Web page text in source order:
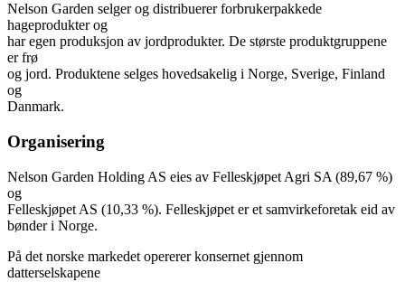
Nelson Garden selger og distribuerer forbrukerpakkede
hageprodukter og
har egen produksjon av jordprodukter. De største produktgruppene
er frø
og jord. Produktene selges hovedsakelig i Norge, Sverige, Finland
og
Danmark.
Organisering
Nelson Garden Holding AS eies av Felleskjøpet Agri SA (89,67 %)
og
Felleskjøpet AS (10,33 %). Felleskjøpet er et samvirkeforetak eid av
bønder i Norge.
På det norske markedet opererer konsernet gjennom
datterselskapene